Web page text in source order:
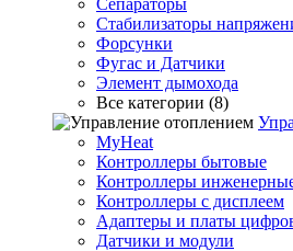
Сепараторы
Стабилизаторы
Форсунки
Фугас и Датчики
Элемент дымохода
Все категории (8)
MyHeat
Контроллеры бытовые
Контроллеры
Контроллеры с дисплеем
Адаптеры и платы
Датчики и модули